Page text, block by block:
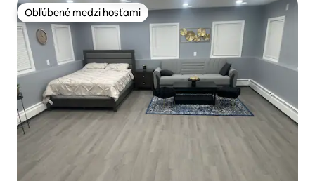
Obľúbené medzi hosťami
Obľúbené medzi hosťami